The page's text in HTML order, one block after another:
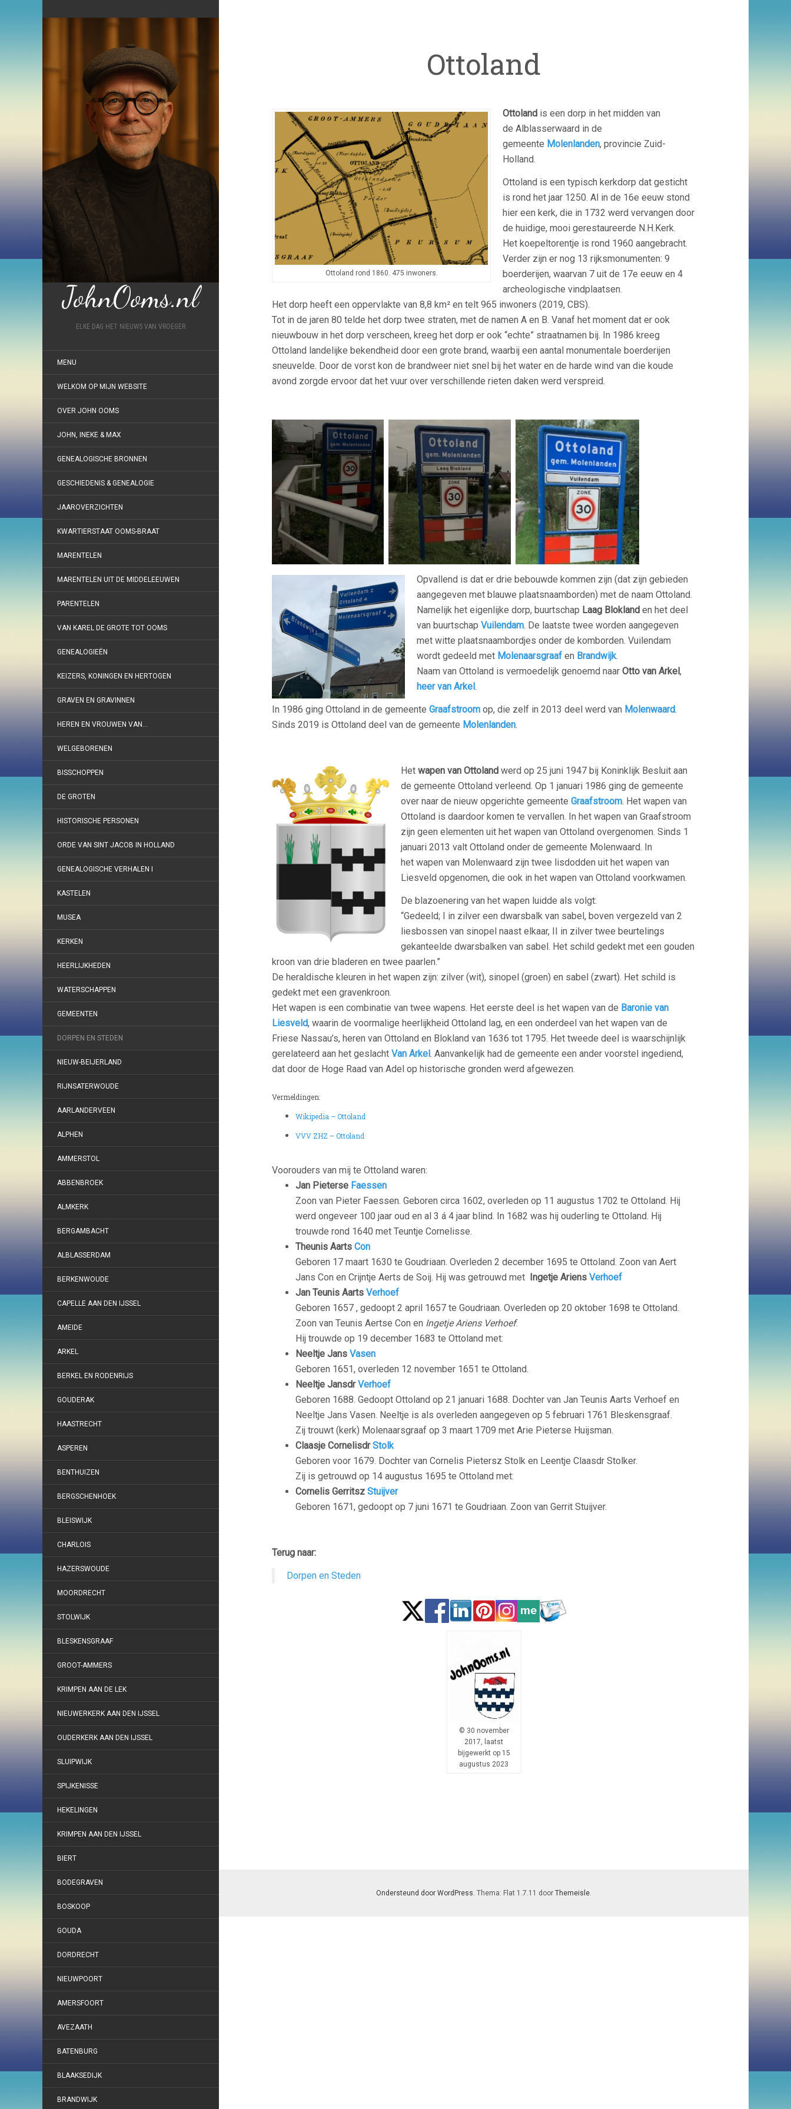
JohnOoms.nl
ELKE DAG HET NIEUWS VAN VROEGER
MENU
WELKOM OP MIJN WEBSITE
OVER JOHN OOMS
JOHN, INEKE & MAX
GENEALOGISCHE BRONNEN
GESCHIEDENIS & GENEALOGIE
JAAROVERZICHTEN
KWARTIERSTAAT OOMS-BRAAT
MARENTELEN
MARENTELEN UIT DE MIDDELEEUWEN
PARENTELEN
VAN KAREL DE GROTE TOT OOMS
GENEALOGIEËN
KEIZERS, KONINGEN EN HERTOGEN
GRAVEN EN GRAVINNEN
HEREN EN VROUWEN VAN…
WELGEBORENEN
BISSCHOPPEN
DE GROTEN
HISTORISCHE PERSONEN
ORDE VAN SINT JACOB IN HOLLAND
GENEALOGISCHE VERHALEN I
KASTELEN
MUSEA
KERKEN
HEERLIJKHEDEN
WATERSCHAPPEN
GEMEENTEN
DORPEN EN STEDEN
NIEUW-BEIJERLAND
RIJNSATERWOUDE
AARLANDERVEEN
ALPHEN
AMMERSTOL
ABBENBROEK
ALMKERK
BERGAMBACHT
ALBLASSERDAM
BERKENWOUDE
CAPELLE AAN DEN IJSSEL
AMEIDE
ARKEL
BERKEL EN RODENRIJS
GOUDERAK
HAASTRECHT
ASPEREN
BENTHUIZEN
BERGSCHENHOEK
BLEISWIJK
CHARLOIS
HAZERSWOUDE
MOORDRECHT
STOLWIJK
BLESKENSGRAAF
GROOT-AMMERS
KRIMPEN AAN DE LEK
NIEUWERKERK AAN DEN IJSSEL
OUDERKERK AAN DEN IJSSEL
SLUIPWIJK
SPIJKENISSE
HEKELINGEN
KRIMPEN AAN DEN IJSSEL
BIERT
BODEGRAVEN
BOSKOOP
GOUDA
DORDRECHT
NIEUWPOORT
AMERSFOORT
AVEZAATH
BATENBURG
BLAAKSEDIJK
BRANDWIJK
Ottoland
Ottoland rond 1860. 475 inwoners.
Ottoland is een dorp in het midden van
de Alblasserwaard in de
gemeente Molenlanden, provincie Zuid-
Holland.
Ottoland is een typisch kerkdorp dat gesticht
is rond het jaar 1250. Al in de 16e eeuw stond
hier een kerk, die in 1732 werd vervangen door
de huidige, mooi gerestaureerde N.H.Kerk.
Het koepeltorentje is rond 1960 aangebracht.
Verder zijn er nog 13 rijksmonumenten: 9
boerderijen, waarvan 7 uit de 17e eeuw en 4
archeologische vindplaatsen.
Het dorp heeft een oppervlakte van 8,8 km² en telt 965 inwoners (2019, CBS).
Tot in de jaren 80 telde het dorp twee straten, met de namen A en B. Vanaf het moment dat er ook
nieuwbouw in het dorp verscheen, kreeg het dorp er ook “echte” straatnamen bij. In 1986 kreeg
Ottoland landelijke bekendheid door een grote brand, waarbij een aantal monumentale boerderijen
sneuvelde. Door de vorst kon de brandweer niet snel bij het water en de harde wind van die koude
avond zorgde ervoor dat het vuur over verschillende rieten daken werd verspreid.
Opvallend is dat er drie bebouwde kommen zijn (dat zijn gebieden
aangegeven met blauwe plaatsnaamborden) met de naam Ottoland.
Namelijk het eigenlijke dorp, buurtschap Laag Blokland en het deel
van buurtschap Vuilendam. De laatste twee worden aangegeven
met witte plaatsnaambordjes onder de komborden. Vuilendam
wordt gedeeld met Molenaarsgraaf en Brandwijk.
Naam van Ottoland is vermoedelijk genoemd naar Otto van Arkel,
heer van Arkel.
In 1986 ging Ottoland in de gemeente Graafstroom op, die zelf in 2013 deel werd van Molenwaard.
Sinds 2019 is Ottoland deel van de gemeente Molenlanden.
Het wapen van Ottoland werd op 25 juni 1947 bij Koninklijk Besluit aan
de gemeente Ottoland verleend. Op 1 januari 1986 ging de gemeente
over naar de nieuw opgerichte gemeente Graafstroom. Het wapen van
Ottoland is daardoor komen te vervallen. In het wapen van Graafstroom
zijn geen elementen uit het wapen van Ottoland overgenomen. Sinds 1
januari 2013 valt Ottoland onder de gemeente Molenwaard. In
het wapen van Molenwaard zijn twee lisdodden uit het wapen van
Liesveld opgenomen, die ook in het wapen van Ottoland voorkwamen.
De blazoenering van het wapen luidde als volgt:
“Gedeeld; I in zilver een dwarsbalk van sabel, boven vergezeld van 2
liesbossen van sinopel naast elkaar, II in zilver twee beurtelings
gekanteelde dwarsbalken van sabel. Het schild gedekt met een gouden
kroon van drie bladeren en twee paarlen.”
De heraldische kleuren in het wapen zijn: zilver (wit), sinopel (groen) en sabel (zwart). Het schild is
gedekt met een gravenkroon.
Het wapen is een combinatie van twee wapens. Het eerste deel is het wapen van de Baronie van
Liesveld, waarin de voormalige heerlijkheid Ottoland lag, en een onderdeel van het wapen van de
Friese Nassau’s, heren van Ottoland en Blokland van 1636 tot 1795. Het tweede deel is waarschijnlijk
gerelateerd aan het geslacht Van Arkel. Aanvankelijk had de gemeente een ander voorstel ingediend,
dat door de Hoge Raad van Adel op historische gronden werd afgewezen.
Vermeldingen:
Wikipedia – Ottoland
VVV ZHZ – Ottoland
Voorouders van mij te Ottoland waren:
Jan Pieterse Faessen
Zoon van Pieter Faessen. Geboren circa 1602, overleden op 11 augustus 1702 te Ottoland. Hij
werd ongeveer 100 jaar oud en al 3 á 4 jaar blind. In 1682 was hij ouderling te Ottoland. Hij
trouwde rond 1640 met Teuntje Cornelisse.
Theunis Aarts Con
Geboren 17 maart 1630 te Goudriaan. Overleden 2 december 1695 te Ottoland. Zoon van Aert
Jans Con en Crijntje Aerts de Soij. Hij was getrouwd met Ingetje Ariens Verhoef
Jan Teunis Aarts Verhoef
Geboren 1657 , gedoopt 2 april 1657 te Goudriaan. Overleden op 20 oktober 1698 te Ottoland.
Zoon van Teunis Aertse Con en Ingetje Ariens Verhoef.
Hij trouwde op 19 december 1683 te Ottoland met:
Neeltje Jans Vasen
Geboren 1651, overleden 12 november 1651 te Ottoland.
Neeltje JansdrVerhoef
Geboren 1688. Gedoopt Ottoland op 21 januari 1688. Dochter van Jan Teunis Aarts Verhoef en
Neeltje Jans Vasen. Neeltje is als overleden aangegeven op 5 februari 1761 Bleskensgraaf.
Zij trouwt (kerk) Molenaarsgraaf op 3 maart 1709 met Arie Pieterse Huijsman.
Claasje CornelisdrStolk
Geboren voor 1679. Dochter van Cornelis Pietersz Stolk en Leentje Claasdr Stolker.
Zij is getrouwd op 14 augustus 1695 te Ottoland met:
Cornelis Gerritsz Stuijver
Geboren 1671, gedoopt op 7 juni 1671 te Goudriaan. Zoon van Gerrit Stuijver.
Terug naar:
Dorpen en Steden
© 30 november
2017, laatst
bijgewerkt op 15
augustus 2023
Ondersteund door WordPress. Thema: Flat 1.7.11 door Themeisle.